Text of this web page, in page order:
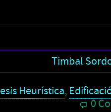
Timbal
Heurística,
0